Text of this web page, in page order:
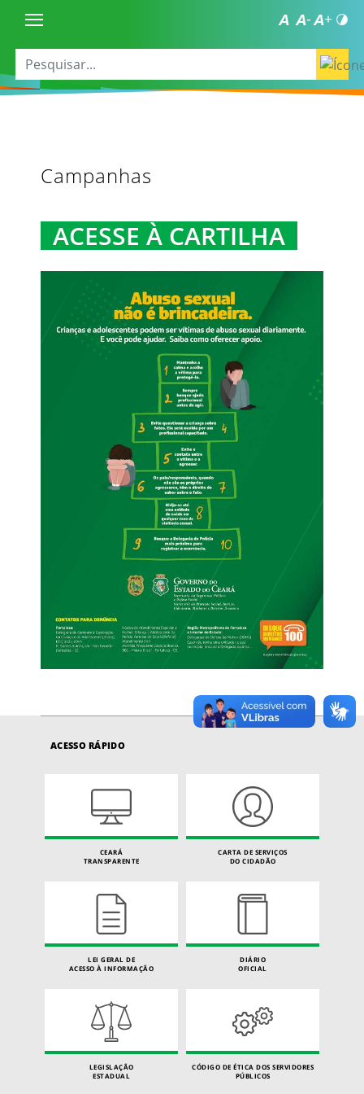
Campanhas
ACESSE À CARTILHA
ACESSO RÁPIDO
CEARÁ
TRANSPARENTE
CARTA DE SERVIÇOS
DO CIDADÃO
LEI GERAL DE
ACESSO À INFORMAÇÃO
DIÁRIO
OFICIAL
LEGISLAÇÃO
ESTADUAL
CÓDIGO DE ÉTICA DOS SERVIDORES
PÚBLICOS